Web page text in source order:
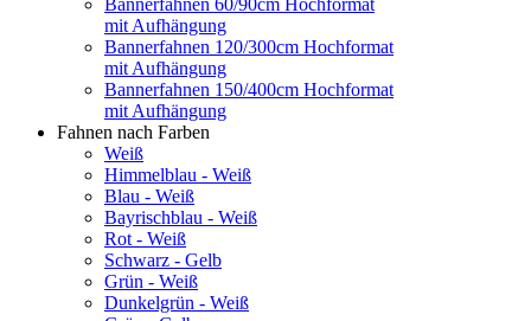
Bannerfahnen 60/90cm Hochformat
mit Aufhängung
Bannerfahnen 120/300cm Hochformat
mit Aufhängung
Bannerfahnen 150/400cm Hochformat
mit Aufhängung
Fahnen nach Farben
Weiß
Himmelblau - Weiß
Blau - Weiß
Bayrischblau - Weiß
Rot - Weiß
Schwarz - Gelb
Grün - Weiß
Dunkelgrün - Weiß